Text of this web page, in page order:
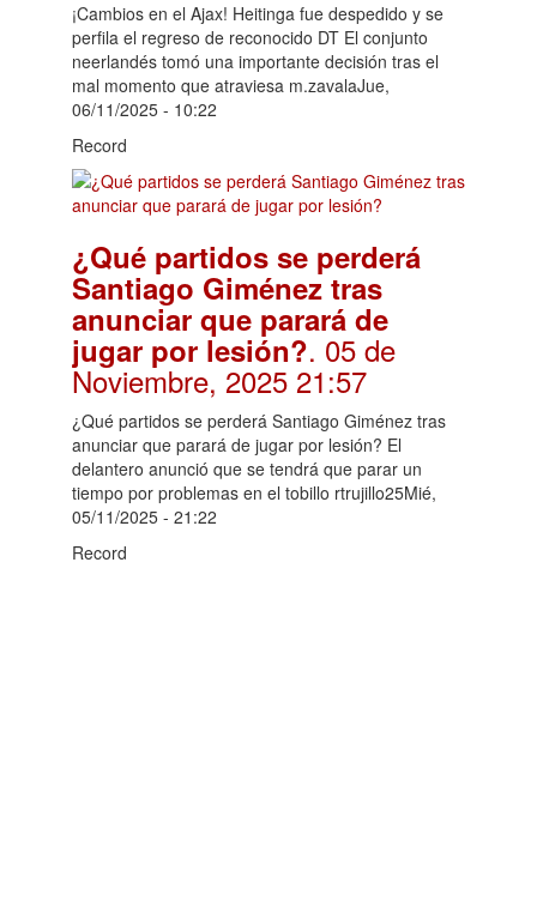
¡Cambios en el Ajax! Heitinga fue despedido y se
perfila el regreso de reconocido DT El conjunto
neerlandés tomó una importante decisión tras el
mal momento que atraviesa m.zavalaJue,
06/11/2025 - 10:22
Record
¿Qué partidos se perderá
Santiago Giménez tras
anunciar que parará de
jugar por lesión?. 05 de
Noviembre, 2025 21:57
¿Qué partidos se perderá Santiago Giménez tras
anunciar que parará de jugar por lesión? El
delantero anunció que se tendrá que parar un
tiempo por problemas en el tobillo rtrujillo25Mié,
05/11/2025 - 21:22
Record